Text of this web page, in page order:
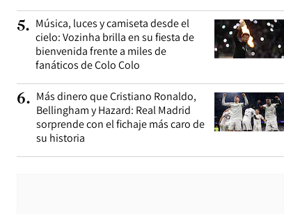
5. Música, luces y camiseta desde el
cielo: Vozinha brilla en su fiesta de
bienvenida frente a miles de
fanáticos de Colo Colo
6. Más dinero que Cristiano Ronaldo,
Bellingham y Hazard: Real Madrid
sorprende con el fichaje más caro de
su historia